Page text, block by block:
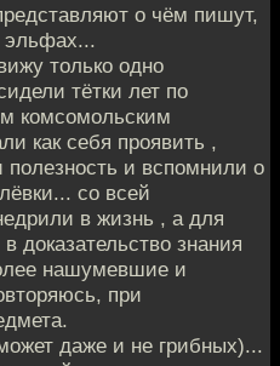
о чём пишут,
эльфах...
только одно
тётки лет по
комсомольским
как себя проявить ,
полезность и вспомнили о
со всей
в жизнь , а для
доказательство знания
нашумевшие и
при
даже и не грибных)...